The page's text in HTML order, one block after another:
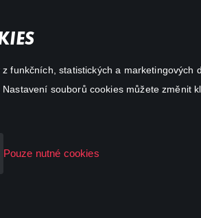
statistických a
souborů cookies můžete změnit
Pouze nutné cookies